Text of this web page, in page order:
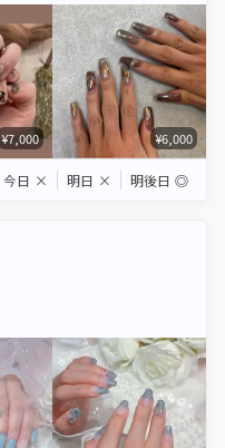
¥7,000 ¥6,000
今日 × 明日 × 明後日 ◎